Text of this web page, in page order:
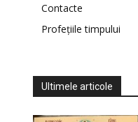
Contacte
Profețiile timpului
Ultimele articole